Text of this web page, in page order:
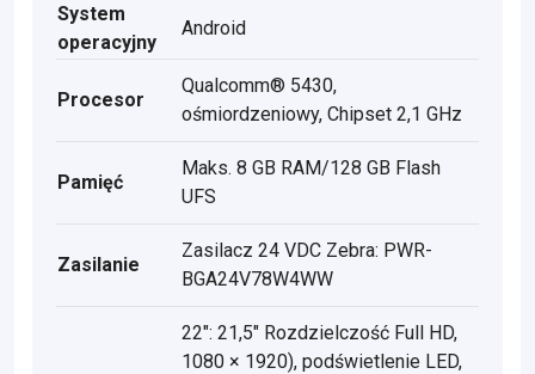
System
operacyjny
Android
Procesor
Qualcomm® 5430,
ośmiordzeniowy, Chipset 2,1 GHz
Pamięć
Maks. 8 GB RAM/128 GB Flash
UFS
Zasilanie
Zasilacz 24 VDC Zebra: PWR-
BGA24V78W4WW
22": 21,5" Rozdzielczość Full HD,
1080 × 1920), podświetlenie LED,